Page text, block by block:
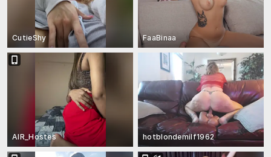
CutieShy FaaBinaa
AIR_Hostes hotblondemilf1962